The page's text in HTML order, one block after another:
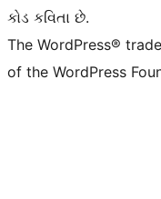
કોડ કવિતા છે.
The WordPress®
of the WordPress